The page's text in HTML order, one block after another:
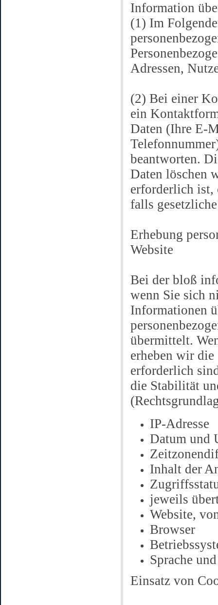
Information
(1) Im
Adressen,
(2) Bei einer
ein
Daten (Ihre E-
beantworten.
Daten löschen
erforderlich ist,
falls
Erhebung
Website
Bei der bloß
wenn Sie sich
Informationen
übermittelt.
erheben wir
erforderlich
die Stabilität
IP-Adresse
Datum und
Inhalt der
jeweils
Website,
Browser
Sprache
Einsatz von